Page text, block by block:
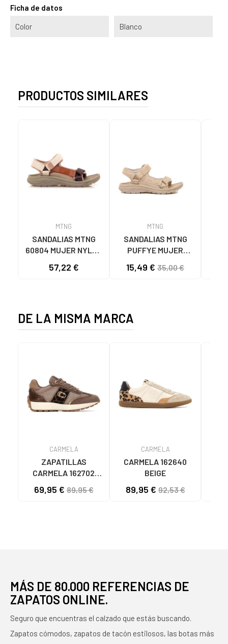
Ficha de datos
Color Blanco
PRODUCTOS SIMILARES
MTNG
SANDALIAS MTNG
60804 MUJER NYLON
TAUPE C59615 - -
57,22 €
MTNG
SANDALIAS MTNG
PUFFYE MUJER
C60056 C60056 -
15,49 € 35,00 €
DE LA MISMA MARCA
CARMELA
ZAPATILLAS
CARMELA 162702
69,95 €89,95 €
CARMELA
CARMELA 162640
BEIGE
89,95 €92,53 €
MÁS DE 80.000 REFERENCIAS DE
ZAPATOS ONLINE.
Seguro que encuentras el calzado que estás buscando.
Zapatos cómodos, zapatos de tacón estilosos, las botas más